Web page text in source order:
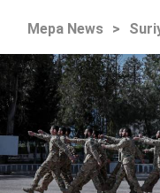
Mepa News >